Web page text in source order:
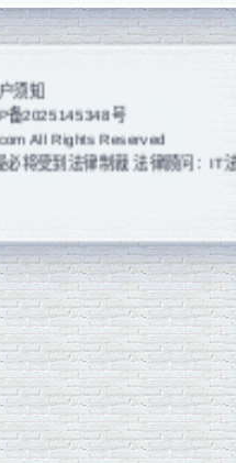
须知
备2025145348号
All Rights Reserved
将受到法律制裁 法律顾问：IT